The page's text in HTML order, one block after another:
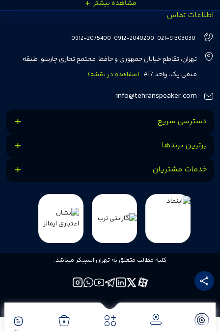
انتخاب‌های درست و هوشمندانه‌ای داشته باشند. تهران اسپیکر با تجربه‌ای بیش از
هفت سال در این زمینه، بر ایجاد تجربه خریدی آسان، سریع و مطمئن تمرکز دارد تا
مشتریان بتوانند با خیالی آسوده از انتخاب خود لذت ببرند. ما به رضایت و اعتماد
مشتریان اهمیت می‌دهیم و همواره در تلاشیم تا بهترین‌ها را برای آن‌ها فراهم
کنیم.
اطلاعات تماس
021-91303030
0912-2040200
0912-2075400
تهران، تقاطع خیابان جمهوری و حافظ، مجتمع تجاری چارسو، طبقه
منفی یک، واحد A17
(مشاهده در نقشه)
info@tehranspeaker.com
دسترسی سریع
برترین برندها
خدمات مشتریان
کلیه مطالب متعلق به تهران اسپیکر میباشد.